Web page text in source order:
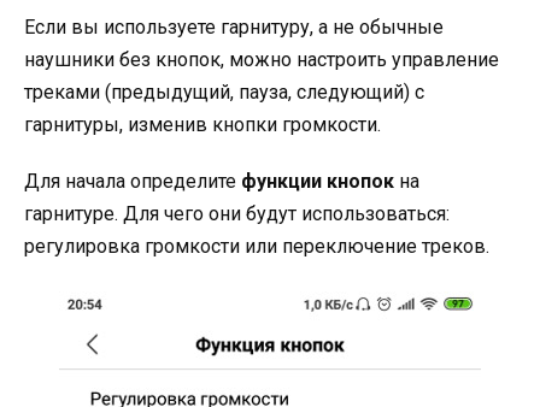
Если вы используете гарнитуру, а не обычные
наушники без кнопок, можно настроить управление
треками (предыдущий, пауза, следующий) с
гарнитуры, изменив кнопки громкости.
Для начала определите функции кнопок на
гарнитуре. Для чего они будут использоваться:
регулировка громкости или переключение треков.